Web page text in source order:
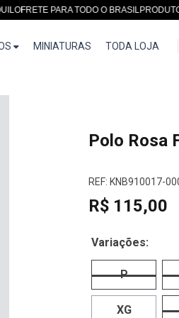
PARA TODO O BRASILPRODUTOS
MINIATURAS TODA LOJA
Polo Rosa
REF: KNB910017-
R$ 115,00
Variações:
P
XG